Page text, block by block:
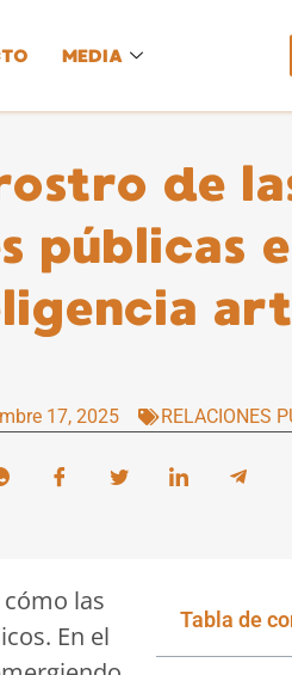
MEDIA
de
públicas
17, 2025 RELACIONES
las
En el
Tabla de